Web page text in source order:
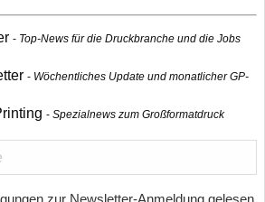
Top-News für die Druckbranche und die Jobs
Wöchentliches Update und monatlicher GP-
Spezialnews zum Großformatdruck
zur Newsletter-Anmeldung gelesen